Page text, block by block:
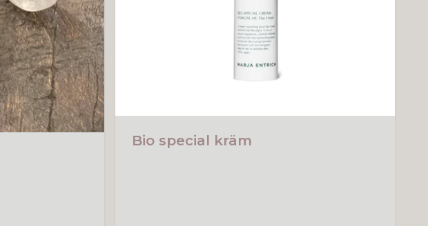
Bio special kräm